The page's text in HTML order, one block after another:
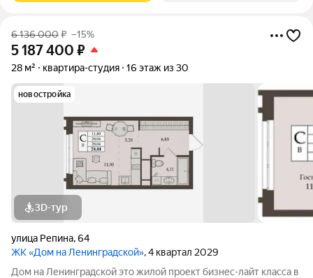
6 136 000₽ –15%
5 187 400 ₽
28 м² квартира-студия 16 этаж из 30
новостройка
3D-тур
улица Репина,64
ЖК «Дом на Ленинградской», 4 квартал 2029
Дом на Ленинградской это жилой проект бизнес-лайт класса в